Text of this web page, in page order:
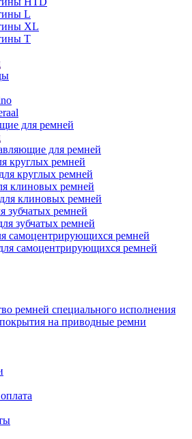
L
XL
T
для ремней
для ремней
круглых ремней
круглых ремней
клиновых ремней
клиновых ремней
зубчатых ремней
зубчатых ремней
самоцентрирующихся ремней
самоцентрирующихся ремней
ремней специального исполнения
на приводные ремни